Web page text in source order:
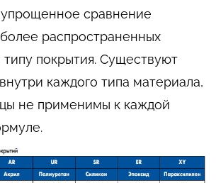
сравнение
распространенных
покрытия. Существуют
каждого типа материала,
не применимы к каждой